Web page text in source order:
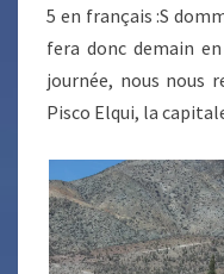
5 en français :S
fera donc demain
journée, nous nous
Pisco Elqui, la